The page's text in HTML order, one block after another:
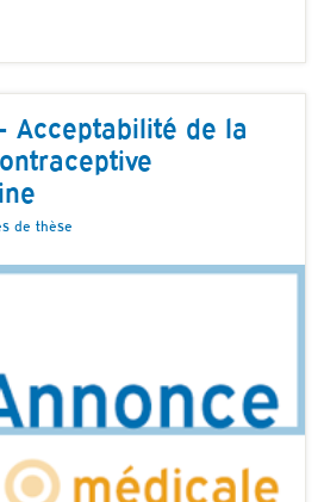
Acceptabilité de la
de thèse